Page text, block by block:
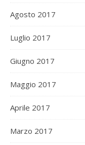
Agosto 2017
Luglio 2017
Giugno 2017
Maggio 2017
Aprile 2017
Marzo 2017